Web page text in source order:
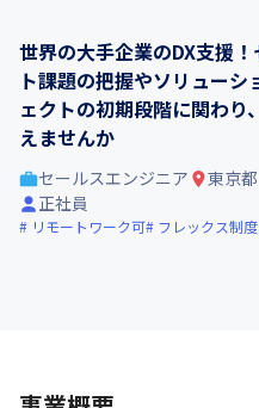
世界の大手企業のDX支援
ト課題の把握やソリュー
ェクトの初期段階に関わ
えませんか
セールスエンジニア 東京
正社員
リモートワーク可 フレックス制